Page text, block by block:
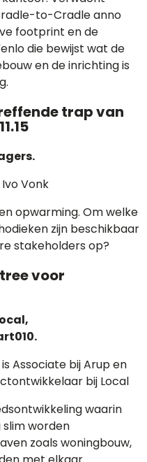
to-Cradle anno
footprint en de
die bewijst wat de
en de inrichting is
trap van
Vonk
opwarming. Om welke
zijn beschikbaar
stakeholders op?
voor
Associate bij Arup en
bij Local
waarin
worden
zoals woningbouw,